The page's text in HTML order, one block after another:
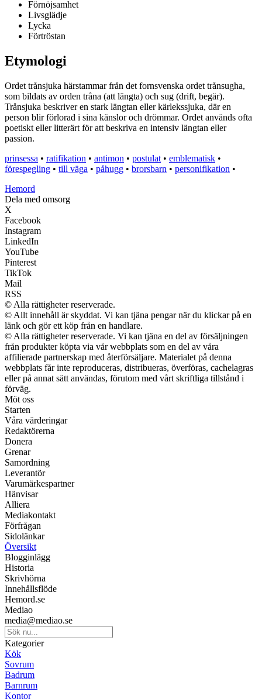
Förnöjsamhet
Livsglädje
Lycka
Förtröstan
Etymologi
Ordet trånsjuka härstammar från det fornsvenska ordet trånsugha,
som bildats av orden tråna (att längta) och sug (drift, begär).
Trånsjuka beskriver en stark längtan eller kärlekssjuka, där en
person blir förlorad i sina känslor och drömmar. Ordet används ofta
poetiskt eller litterärt för att beskriva en intensiv längtan eller
passion.
prinsessa • ratifikation • antimon • postulat • emblematisk •
förespegling • till väga • påhugg • brorsbarn • personifikation •
Hemord
Dela med omsorg
X
Facebook
Instagram
LinkedIn
YouTube
Pinterest
TikTok
Mail
RSS
© Alla rättigheter reserverade.
© Allt innehåll är skyddat. Vi kan tjäna pengar när du klickar på en
länk och gör ett köp från en handlare.
© Alla rättigheter reserverade. Vi kan tjäna en del av försäljningen
från produkter köpta via vår webbplats som en del av våra
affilierade partnerskap med återförsäljare. Materialet på denna
webbplats får inte reproduceras, distribueras, överföras, cachelagras
eller på annat sätt användas, förutom med vårt skriftliga tillstånd i
förväg.
Möt oss
Starten
Våra värderingar
Redaktörerna
Donera
Grenar
Samordning
Leverantör
Varumärkespartner
Hänvisar
Alliera
Mediakontakt
Förfrågan
Sidolänkar
Översikt
Blogginlägg
Historia
Skrivhörna
Innehållsflöde
Hemord.se
Mediao
media@mediao.se
Kategorier
Kök
Sovrum
Badrum
Barnrum
Kontor